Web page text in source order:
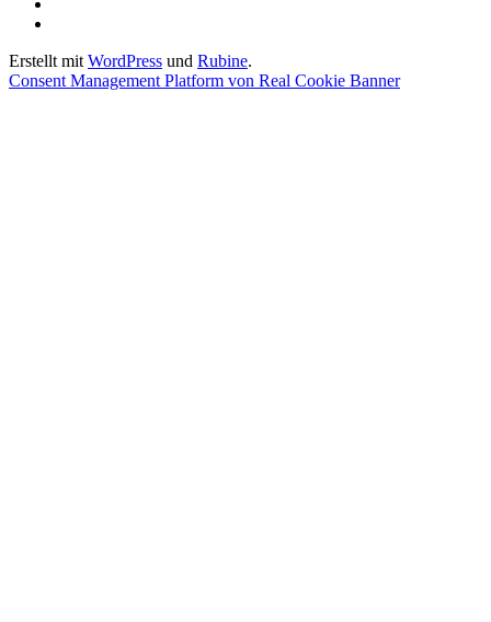
Einstellungen
Erstellt mit WordPress und Rubine.
Consent Management Platform von Real Cookie Banner